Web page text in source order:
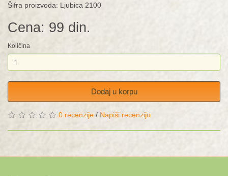
Šifra proizvoda: Ljubica 2100
Cena: 99 din.
Količina
Dodaj u korpu
0 recenzije / Napiši recenziju